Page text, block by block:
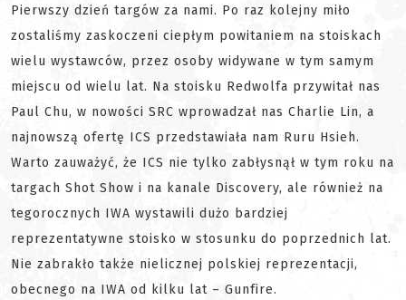
Pierwszy dzień targów za nami. Po raz kolejny miło
zostaliśmy zaskoczeni ciepłym powitaniem na stoiskach
wielu wystawców, przez osoby widywane w tym samym
miejscu od wielu lat. Na stoisku Redwolfa przywitał nas
Paul Chu, w nowości SRC wprowadzał nas Charlie Lin, a
najnowszą ofertę ICS przedstawiała nam Ruru Hsieh.
Warto zauważyć, że ICS nie tylko zabłysnął w tym roku na
targach Shot Show i na kanale Discovery, ale również na
tegorocznych IWA wystawili dużo bardziej
reprezentatywne stoisko w stosunku do poprzednich lat.
Nie zabrakło także nielicznej polskiej reprezentacji,
obecnego na IWA od kilku lat – Gunfire.